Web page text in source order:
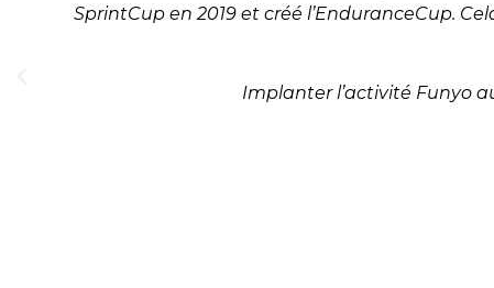
SprintCup en 2019 et créé l’EnduranceCup.
Implanter l’activité Funyo